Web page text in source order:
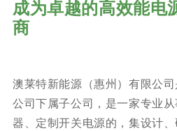
成为卓越的高效能电
商
澳莱特新能源（惠州）有限公
公司下属子公司，是一家专业
器、定制开关电源的，集设计